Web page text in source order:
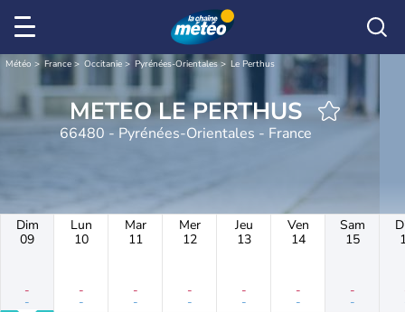
Météo France Occitanie Pyrénées-Orientales Le Perthus
METEO LE PERTHUS
66480 - Pyrénées-Orientales - France
Dim
09
-
-
Lun
10
-
-
Mar
11
-
-
Mer
12
-
-
Jeu
13
-
-
Ven
14
-
-
Sam
15
-
-